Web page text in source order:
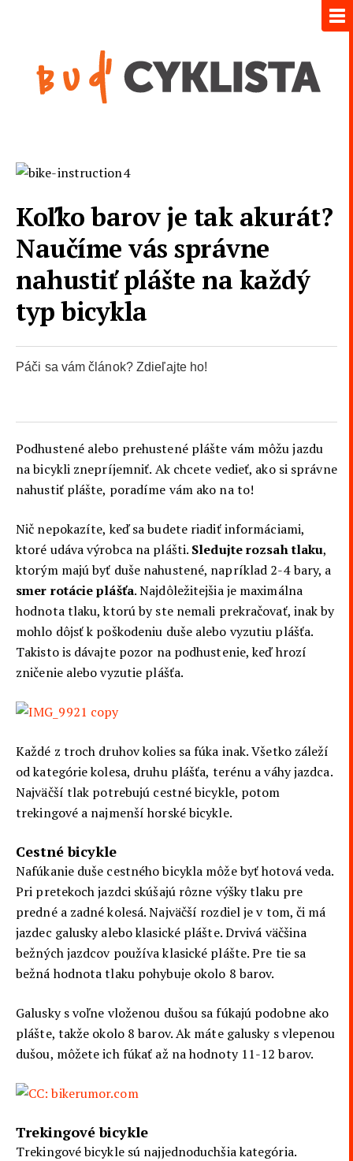
Koľko barov je tak akurát?
Naučíme vás správne
nahustiť plášte na každý
typ bicykla
Páči sa vám článok? Zdieľajte ho!
Podhustené alebo prehustené plášte vám môžu jazdu
na bicykli znepríjemniť. Ak chcete vedieť, ako si správne
nahustiť plášte, poradíme vám ako na to!
Nič nepokazíte, keď sa budete riadiť informáciami,
ktoré udáva výrobca na plášti. Sledujte rozsah tlaku,
ktorým majú byť duše nahustené, napríklad 2-4 bary, a
smer rotácie plášťa. Najdôležitejšia je maximálna
hodnota tlaku, ktorú by ste nemali prekračovať, inak by
mohlo dôjsť k poškodeniu duše alebo vyzutiu plášťa.
Takisto is dávajte pozor na podhustenie, keď hrozí
zničenie alebo vyzutie plášťa.
Každé z troch druhov kolies sa fúka inak. Všetko záleží
od kategórie kolesa, druhu plášťa, terénu a váhy jazdca.
Najväčší tlak potrebujú cestné bicykle, potom
trekingové a najmenší horské bicykle.
Cestné bicykle
Nafúkanie duše cestného bicykla môže byť hotová veda.
Pri pretekoch jazdci skúšajú rôzne výšky tlaku pre
predné a zadné kolesá. Najväčší rozdiel je v tom, či má
jazdec galusky alebo klasické plášte. Drvivá väčšina
bežných jazdcov používa klasické plášte. Pre tie sa
bežná hodnota tlaku pohybuje okolo 8 barov.
Galusky s voľne vloženou dušou sa fúkajú podobne ako
plášte, takže okolo 8 barov. Ak máte galusky s vlepenou
dušou, môžete ich fúkať až na hodnoty 11-12 barov.
Trekingové bicykle
Trekingové bicykle sú najjednoduchšia kategória.